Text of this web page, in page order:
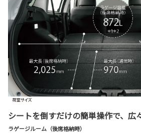
シートを倒すだけの簡単操作で、広
ラゲージルーム（後席格納時）